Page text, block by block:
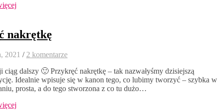
nakrętkę
2021 / 2 komentarze
ciąg dalszy 🙂 Przykręć nakrętkę – tak nazwałyśmy dzisiejszą
Idealnie wpisuje się w kanon tego, co lubimy tworzyć – szybka w
prosta, a do tego stworzona z co tu dużo…